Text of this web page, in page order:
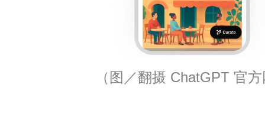
（图／翻摄 ChatGPT 官